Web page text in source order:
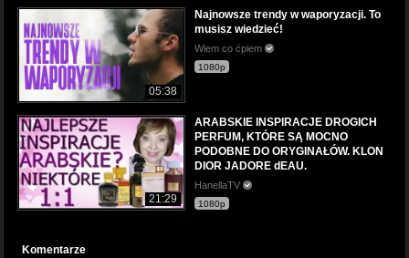
05:38
Najnowsze trendy w waporyzacji. To
musisz wiedzieć!
Wiem co ćpiem
1080p
21:29
ARABSKIE INSPIRACJE DROGICH
PERFUM, KTÓRE SĄ MOCNO
PODOBNE DO ORYGINAŁÓW. KLON
DIOR JADORE dEAU.
HanellaTV
1080p
Komentarze